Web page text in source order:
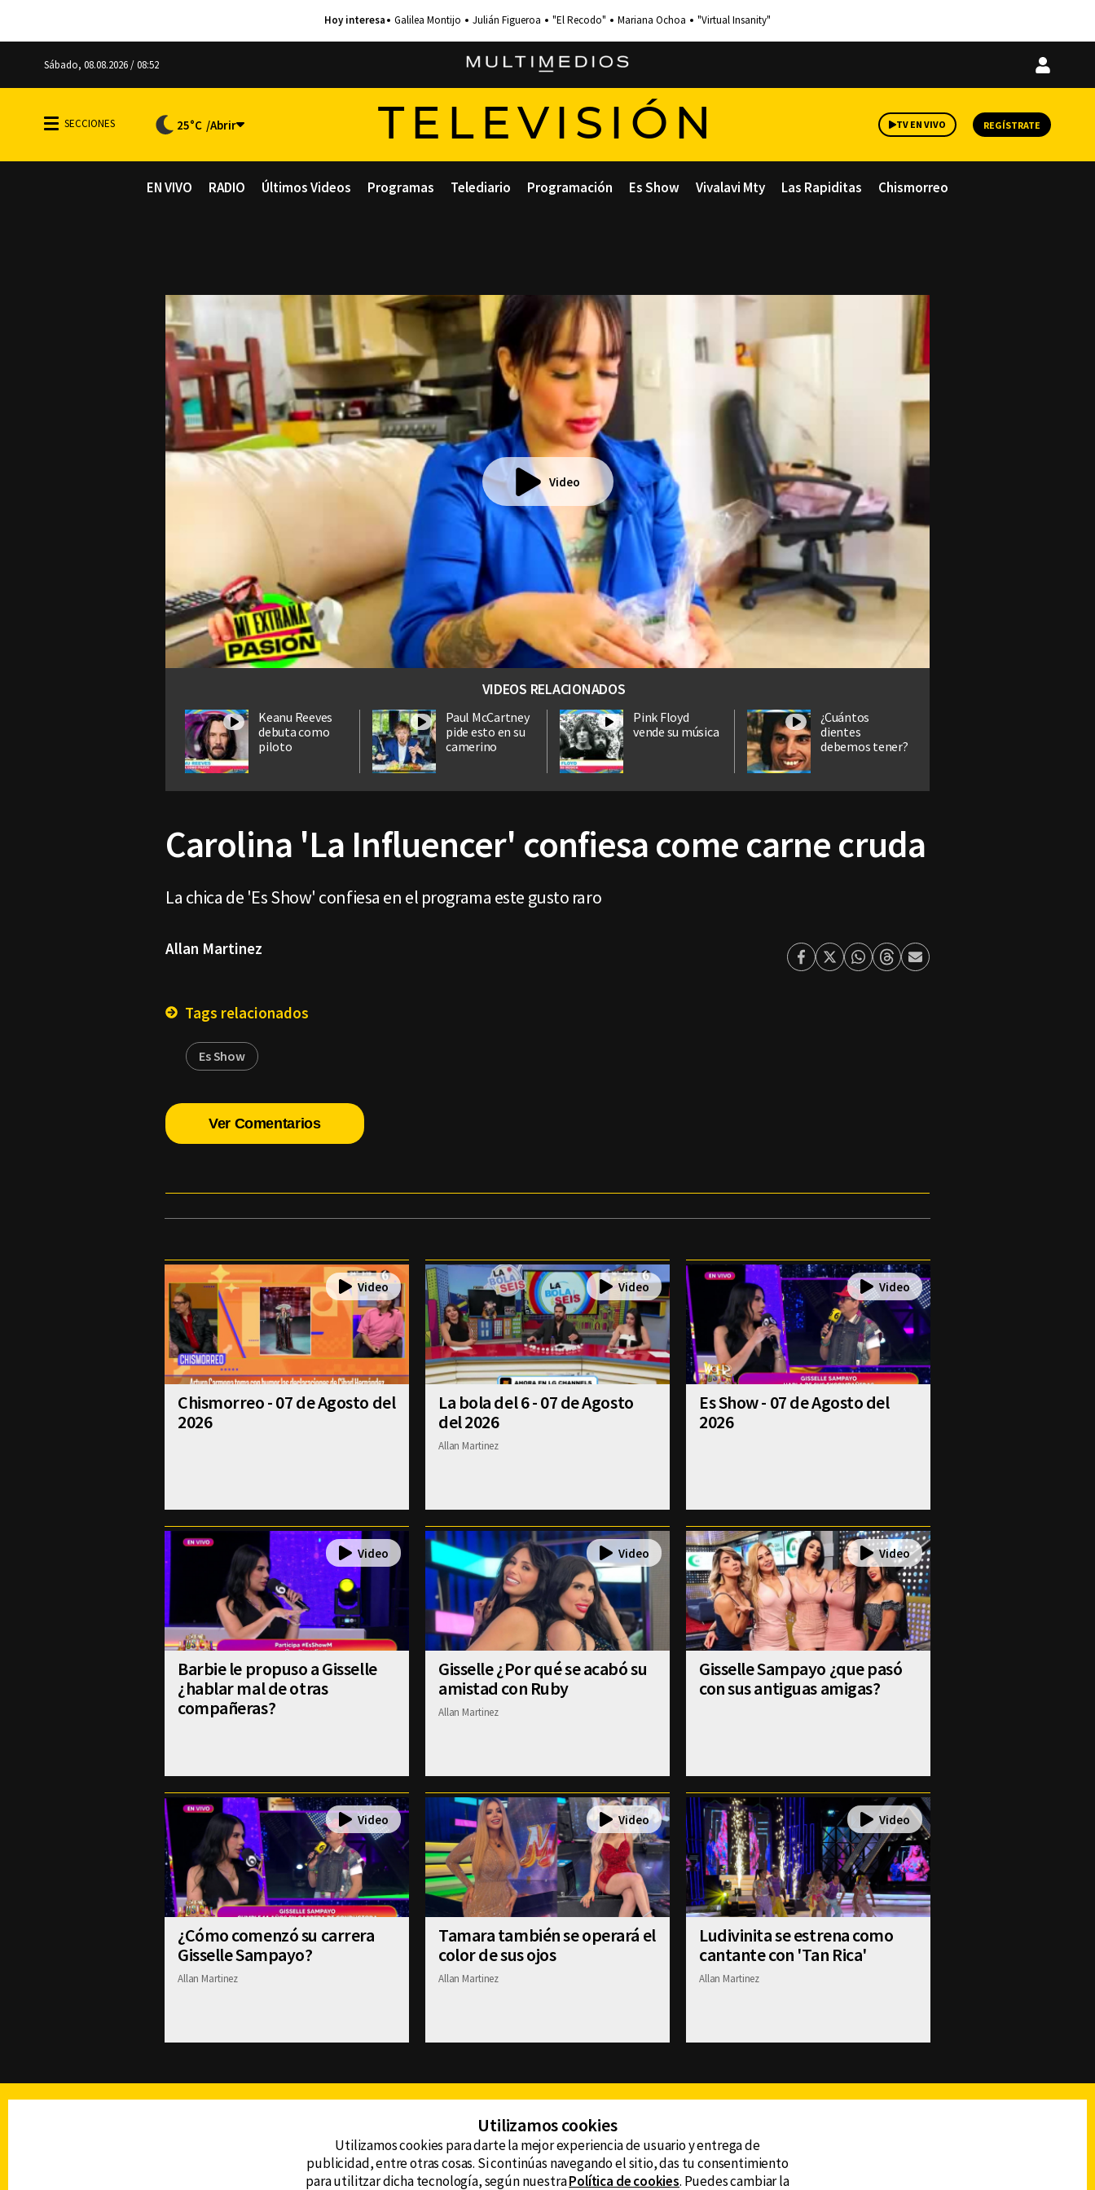
Galilea Montijo Julián Figueroa "El Recodo" Mariana Ochoa "Virtual Insanity"
Sábado, 08.08.2026 / 08:52
Iniciar
25°C TELEVISIÓN TV EN VIVO REGÍSTRATE
EN VIVO RADIO Últimos Videos Programas Telediario Programación Es Show Vivalavi Mty Las Rapiditas Chismorreo
Video
VIDEOS RELACIONADOS
Keanu Reeves
debuta como
piloto
Paul McCartney
pide esto en su
camerino
Pink Floyd
vende su música
¿Cuántos
dientes
debemos tener?
Carolina 'La Influencer' confiesa come carne cruda
La chica de 'Es Show' confiesa en el programa este gusto raro
Allan Martinez
Facebook
TwitterWhatsapp
ThreadsEnviar
Tags relacionados
Es Show
Ver Comentarios
Chismorreo - 07 de Agosto del
2026
La bola del 6 - 07 de Agosto
del 2026
Allan Martinez
Es Show - 07 de Agosto del
2026
Barbie le propuso a Gisselle
¿hablar mal de otras
compañeras?
Gisselle ¿Por qué se acabó su
amistad con Ruby
Allan Martinez
Gisselle Sampayo ¿que pasó
con sus antiguas amigas?
¿Cómo comenzó su carrera
Gisselle Sampayo?
Allan Martinez
Tamara también se operará el
color de sus ojos
Allan Martinez
Ludivinita se estrena como
cantante con 'Tan Rica'
Allan Martinez
DERECHOS RESERVADOS © CANAL 6 2026
CONTACTO
AVISO DE PRIVACIDAD
Utilizamos cookies
Utilizamos cookies para darte la mejor experiencia de usuario y entrega de
publicidad, entre otras cosas. Si continúas navegando el sitio, das tu consentimiento
para utilitzar dicha tecnología, según nuestraPolítica de cookies. Puedes cambiar la